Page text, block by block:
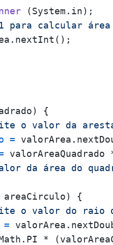
(System.in);
para calcular
{
o valor da
=
valorAreaQuadrado
da área do
areaCirculo) {
o valor do raio
=
*